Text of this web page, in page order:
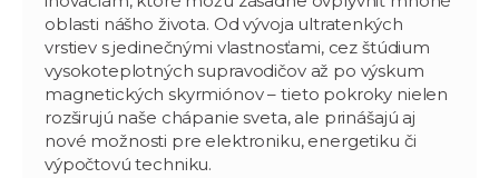
oblasti nášho života. Od vývoja ultratenkých
vrstiev s jedinečnými vlastnosťami, cez štúdium
vysokoteplotných supravodičov až po výskum
magnetických skyrmiónov – tieto pokroky nielen
rozširujú naše chápanie sveta, ale prinášajú aj
nové možnosti pre elektroniku, energetiku či
výpočtovú techniku.